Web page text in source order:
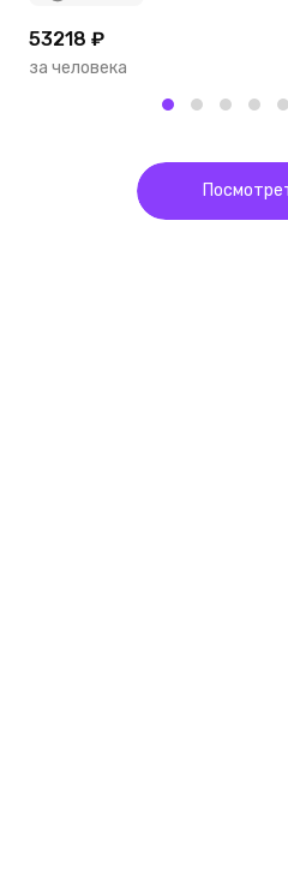
53218 ₽
за человека